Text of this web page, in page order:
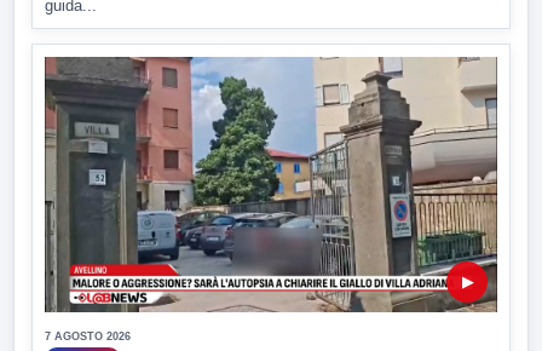
guida...
▶
7 AGOSTO 2026